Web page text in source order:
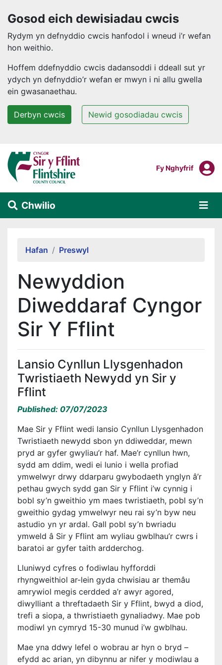
Gosod eich dewisiadau cwcis
Rydym yn defnyddio cwcis hanfodol i wneud i’r wefan
hon weithio.
Hoffem ddefnyddio cwcis dadansoddi i ddeall sut yr
ydych yn defnyddio’r wefan er mwyn i ni allu gwella
ein gwasanaethau.
Derbyn cwcis Newid gosodiadau cwcis
Neidio i'r prif gynnwys
Mewngofnodi I
Fy Nghyfrif
Chwilio
Hafan Preswyl
Newyddion
Diweddaraf Cyngor
Sir Y Fflint
Lansio Cynllun Llysgenhadon
Twristiaeth Newydd yn Sir y
Fflint
Published: 07/07/2023
Mae Sir y Fflint wedi lansio Cynllun Llysgenhadon
Twristiaeth newydd sbon yn ddiweddar, mewn
pryd ar gyfer gwyliau’r haf. Mae’r cynllun hwn,
sydd am ddim, wedi ei lunio i wella profiad
ymwelwyr drwy ddarparu gwybodaeth ynglyn â’r
pethau gwych sydd gan Sir y Fflint i’w cynnig i
bobl sy’n gweithio ym maes twristiaeth, pobl sy’n
gweithio gydag ymwelwyr neu rai sy’n byw neu
astudio yn yr ardal. Gall pobl sy’n bwriadu
ymweld â Sir y Fflint am wyliau gwblhau’r cwrs i
baratoi ar gyfer taith ardderchog.
Lluniwyd cyfres o fodiwlau hyfforddi
rhyngweithiol ar-lein gyda chwisiau ar themâu
amrywiol megis cerdded a’r awyr agored,
diwylliant a threftadaeth Sir y Fflint, bwyd a diod,
trefi a siopa, a thwristiaeth gynaliadwy. Mae pob
modiwl yn cymryd 15-30 munud i’w gwblhau.
Mae yna ddwy lefel o wobrau ar hyn o bryd –
efydd ac arian, yn dibynnu ar nifer y modiwlau a